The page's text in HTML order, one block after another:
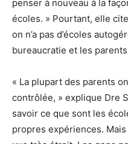
penser à nouveau à la
écoles. » Pourtant, elle
on n’a pas d’écoles
bureaucratie et les
« La plupart des parents
contrôlée, » explique Dre
savoir ce que sont les
propres expériences. Mais